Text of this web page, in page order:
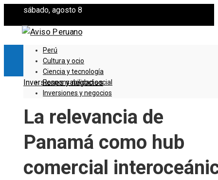
sábado, agosto 8
Perú
Cultura y ocio
Ciencia y tecnología
Responsabilidad social
Inversiones y negocios
Inversiones y negocios
La relevancia de
Panamá como hub
comercial